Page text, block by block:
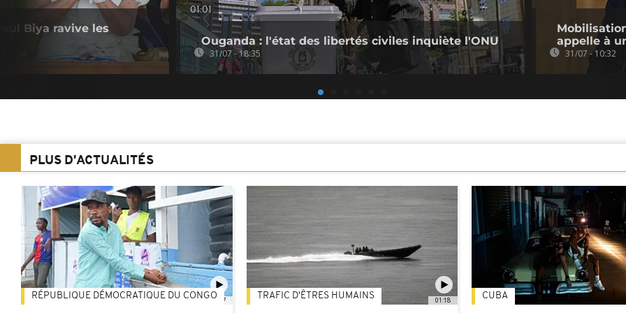
Biya ravive les
01:01
Ouganda : l'état des libertés civiles inquiète l'ONU
31/07 - 18:35
appelle à
31/07 - 10:32
PLUS D'ACTUALITÉS
01:47
RÉPUBLIQUE DÉMOCRATIQUE DU CONGO 01:18
TRAFIC D'ÊTRES HUMAINS CUBA